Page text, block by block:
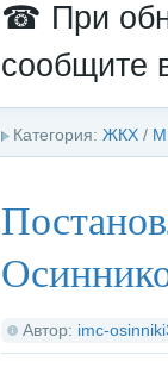
☎ При
сообщите
Категория: ЖКХ /
Автор: imc-